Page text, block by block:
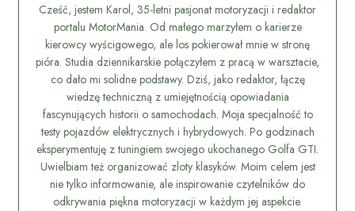
Cześć, jestem Karol, 35-letni pasjonat motoryzacji i redaktor
portalu MotorMania. Od małego marzyłem o karierze
kierowcy wyścigowego, ale los pokierował mnie w stronę
pióra. Studia dziennikarskie połączyłem z pracą w warsztacie,
co dało mi solidne podstawy. Dziś, jako redaktor, łączę
wiedzę techniczną z umiejętnością opowiadania
fascynujących historii o samochodach. Moja specjalność to
testy pojazdów elektrycznych i hybrydowych. Po godzinach
eksperymentuję z tuningiem swojego ukochanego Golfa GTI.
Uwielbiam też organizować zloty klasyków. Moim celem jest
nie tylko informowanie, ale inspirowanie czytelników do
odkrywania piękna motoryzacji w każdym jej aspekcie.